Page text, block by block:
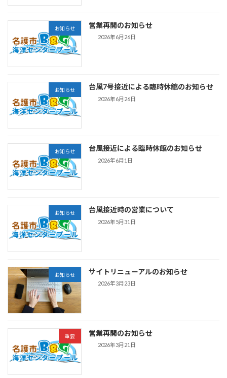
お知らせ 営業再開のお知らせ
2026年6月26日
お知らせ 台風7号接近による臨時休館のお知らせ
2026年6月26日
お知らせ 台風接近による臨時休館のお知らせ
2026年6月1日
お知らせ 台風接近時の営業について
2026年5月31日
お知らせ サイトリニューアルのお知らせ
2026年3月23日
重要 営業再開のお知らせ
2026年3月21日